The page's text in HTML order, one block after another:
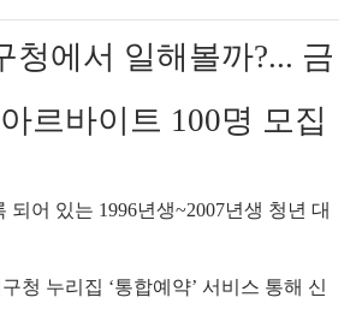
청에서 일해볼까?... 금
르바이트 100명 모집
되어 있는 1996년생~2007년생 청년 대
청 누리집 ‘통합예약’ 서비스 통해 신